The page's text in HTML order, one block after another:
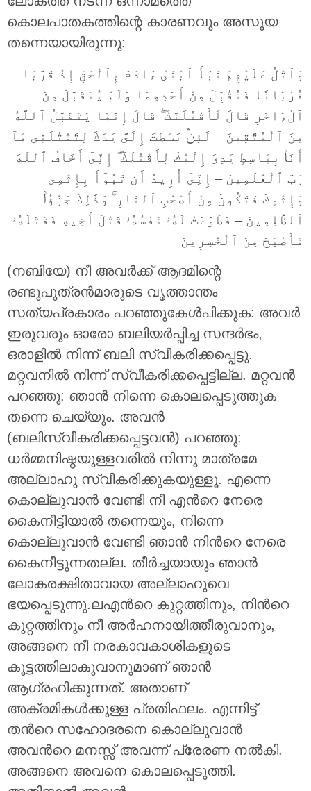
കൊലപാതകത്തിന്റെ കാരണവും അസൂയ
തന്നെയായിരുന്നു:
وَٱتْلُ عَلَيْهِمْ نَبَأَ ٱبْنَىْ ءَادَمَ بِٱلْحَقِّ إِذْ قَرَّبَا
قُرْبَانًا فَتُقُبِّلَ مِنْ أَحَدِهِمَا وَلَمْ يُتَقَبَّلْ مِنَ
ٱلْءَاخَرِ قَالَ لَأَقْتُلَنَّكَ ۖ قَالَ إِنَّمَا يَتَقَبَّلُ ٱللَّهُ
مِنَ ٱلْمُتَّقِينَ – لَئِنۢ بَسَطتَ إِلَىَّ يَدَكَ لِتَقْتُلَنِى مَآ
أَنَا۠ بِبَاسِطٍ يَدِىَ إِلَيْكَ لِأَقْتُلَكَ ۖ إِنِّىٓ أَخَافُ ٱللَّهَ
رَبَّ ٱلْعَٰلَمِينَ – إِنِّىٓ أُرِيدُ أَن تَبُوٓأَ بِإِثْمِى
وَإِثْمِكَ فَتَكُونَ مِنْ أَصْحَٰبِ ٱلنَّارِ ۚ وَذَٰلِكَ جَزَٰٓؤُا۟
ٱلظَّٰلِمِينَ – فَطَوَّعَتْ لَهُۥ نَفْسُهُۥ قَتْلَ أَخِيهِ فَقَتَلَهُۥ
فَأَصْبَحَ مِنَ ٱلْخَٰسِرِينَ
(നബിയേ) നീ അവര്‍ക്ക് ആദമിന്റെ
രണ്ടുപുത്രന്‍മാരുടെ വൃത്താന്തം
സത്യപ്രകാരം പറഞ്ഞുകേള്‍പിക്കുക: അവര്‍
ഇരുവരും ഓരോ ബലിയര്‍പ്പിച്ച സന്ദര്‍ഭം,
ഒരാളില്‍ നിന്ന് ബലി സ്വീകരിക്കപ്പെട്ടു.
മറ്റവനില്‍ നിന്ന് സ്വീകരിക്കപ്പെട്ടില്ല. മറ്റവന്‍
പറഞ്ഞു: ഞാന്‍ നിന്നെ കൊലപ്പെടുത്തുക
തന്നെ ചെയ്യും. അവന്‍
(ബലിസ്വീകരിക്കപ്പെട്ടവന്‍) പറഞ്ഞു:
ധര്‍മ്മനിഷ്ഠയുള്ളവരില്‍ നിന്നു മാത്രമേ
അല്ലാഹു സ്വീകരിക്കുകയുള്ളൂ. എന്നെ
കൊല്ലുവാന്‍ വേണ്ടി നീ എന്‍റെ നേരെ
കൈനീട്ടിയാല്‍ തന്നെയും, നിന്നെ
കൊല്ലുവാന്‍ വേണ്ടി ഞാന്‍ നിന്‍റെ നേരെ
കൈനീട്ടുന്നതല്ല. തീര്‍ച്ചയായും ഞാന്‍
ലോകരക്ഷിതാവായ അല്ലാഹുവെ
ഭയപ്പെടുന്നു.ലഎന്‍റെ കുറ്റത്തിനും, നിന്‍റെ
കുറ്റത്തിനും നീ അര്‍ഹനായിത്തീരുവാനും,
അങ്ങനെ നീ നരകാവകാശികളുടെ
കൂട്ടത്തിലാകുവാനുമാണ് ഞാന്‍
ആഗ്രഹിക്കുന്നത്‌. അതാണ്
അക്രമികള്‍ക്കുള്ള പ്രതിഫലം. എന്നിട്ട്
തന്‍റെ സഹോദരനെ കൊല്ലുവാന്‍
അവന്‍റെ മനസ്സ് അവന്ന് പ്രേരണ നല്‍കി.
അങ്ങനെ അവനെ കൊലപ്പെടുത്തി.